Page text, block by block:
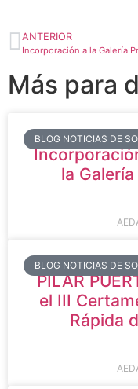
ANTERIOR
Más para
BLOG NOTICIAS DE
la
BLOG NOTICIAS DE
PILAR
el III
Rápida